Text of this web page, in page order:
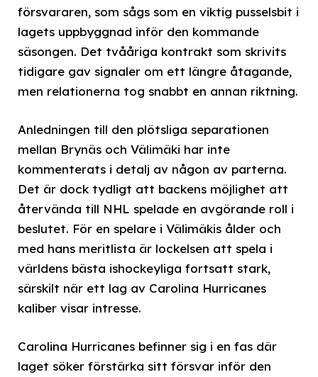
försvararen, som sågs som en viktig pusselsbit i
lagets uppbyggnad inför den kommande
säsongen. Det tvååriga kontrakt som skrivits
tidigare gav signaler om ett längre åtagande,
men relationerna tog snabbt en annan riktning.
Anledningen till den plötsliga separationen
mellan Brynäs och Välimäki har inte
kommenterats i detalj av någon av parterna.
Det är dock tydligt att backens möjlighet att
återvända till NHL spelade en avgörande roll i
beslutet. För en spelare i Välimäkis ålder och
med hans meritlista är lockelsen att spela i
världens bästa ishockeyliga fortsatt stark,
särskilt när ett lag av Carolina Hurricanes
kaliber visar intresse.
Carolina Hurricanes befinner sig i en fas där
laget söker förstärka sitt försvar inför den